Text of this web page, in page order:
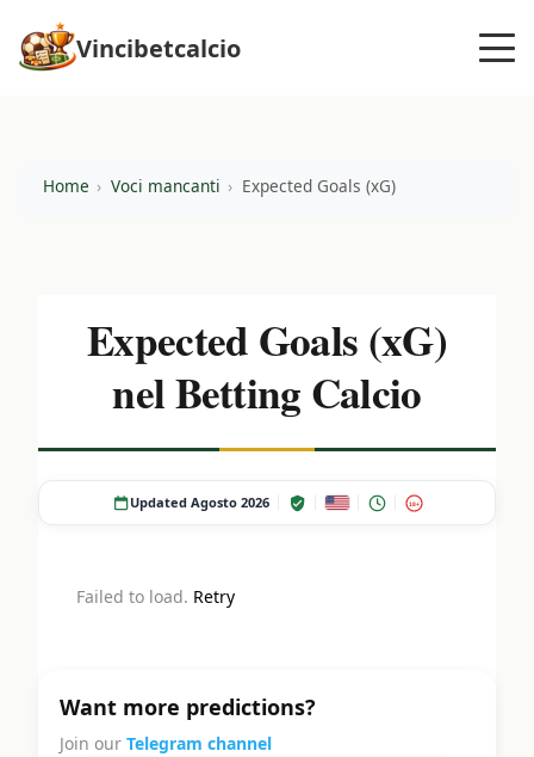
Vincibetcalcio
Home Voci mancanti Expected Goals (xG)
Expected Goals (xG)
nel Betting Calcio
Updated Agosto 2026 18+
Failed to load. Retry
Want more predictions?
Join our Telegram channel